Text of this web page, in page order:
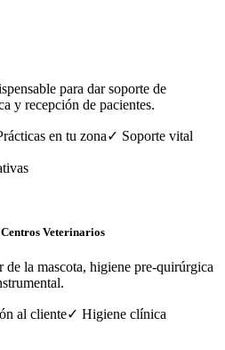
para dar soporte de
y recepción de pacientes.
en tu zona✓ Soporte vital
Veterinarios
la mascota, higiene pre-quirúrgica
al cliente✓ Higiene clínica